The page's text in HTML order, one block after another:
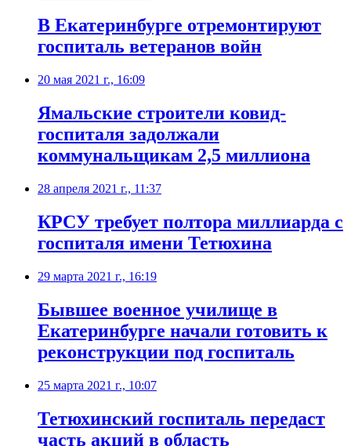
В Екатеринбурге отремонтируют
госпиталь ветеранов войн
20 мая 2021 г., 16:09
Ямальские строители ковид-
госпиталя задолжали
коммунальщикам 2,5 миллиона
28 апреля 2021 г., 11:37
КРСУ требует полтора миллиарда с
госпиталя имени Тетюхина
29 марта 2021 г., 16:19
Бывшее военное училище в
Екатеринбурге начали готовить к
реконструкции под госпиталь
25 марта 2021 г., 10:07
​Тетюхинский госпиталь передаст
часть акций в область